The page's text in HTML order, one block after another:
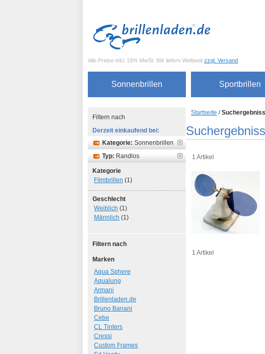
Alle Preise inkl. 19% MwSt. Wir liefern Weltweit zzgl. Versand
Sonnenbrillen Sportbrillen
Startseite /
1 Artikel
1 Artikel
Filtern nach
Derzeit einkaufend bei:
Kategorie: Sonnenbrillen
Typ: Randlos
Kategorie
Filmbrillen (1)
Geschlecht
Weiblich (1)
Männlich (1)
Filtern nach
Marken
Aqua Sphere
Aqualung
Armani
Brillenladen.de
Bruno Banani
Cebe
CL Tinters
Cressi
Custom Frames